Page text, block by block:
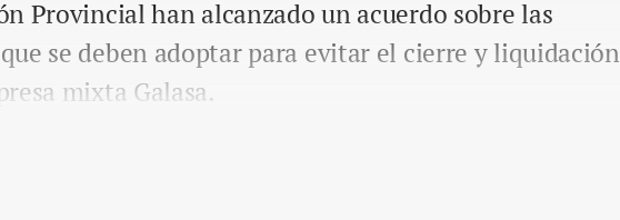
Provincial han alcanzado un acuerdo sobre las
se deben adoptar para evitar el cierre y liquidación
mixta Galasa.